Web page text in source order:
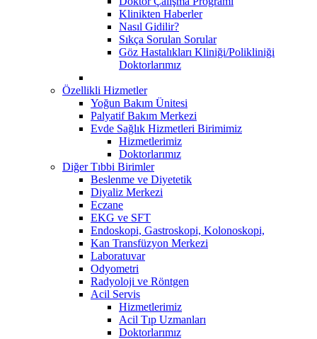
Klinikten Haberler
Nasıl Gidilir?
Sıkça Sorulan Sorular
Göz Hastalıkları Kliniği/Polikliniği
Doktorlarımız
Özellikli Hizmetler
Yoğun Bakım Ünitesi
Palyatif Bakım Merkezi
Evde Sağlık Hizmetleri Birimimiz
Hizmetlerimiz
Doktorlarımız
Diğer Tıbbi Birimler
Beslenme ve Diyetetik
Diyaliz Merkezi
Eczane
EKG ve SFT
Endoskopi, Gastroskopi, Kolonoskopi,
Kan Transfüzyon Merkezi
Laboratuvar
Odyometri
Radyoloji ve Röntgen
Acil Servis
Hizmetlerimiz
Acil Tıp Uzmanları
Doktorlarımız